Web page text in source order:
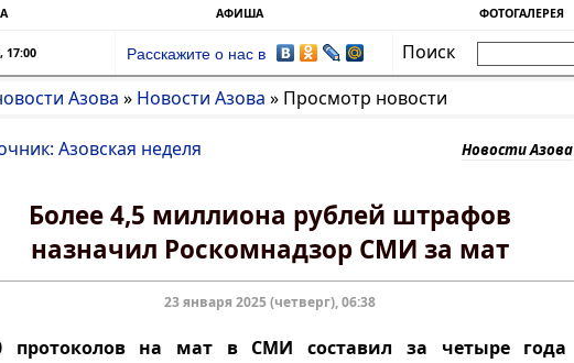
АФИША ФОТОГАЛЕРЕЯ
17:00 Расскажите о нас в
Поиск
Азова » Новости Азова » Просмотр новости
Азовская неделя Новости Азова
Более 4,5 миллиона рублей штрафов
назначил Роскомнадзор СМИ за мат
23 января 2025 (четверг), 06:38
протоколов на мат в СМИ составил за четыре года